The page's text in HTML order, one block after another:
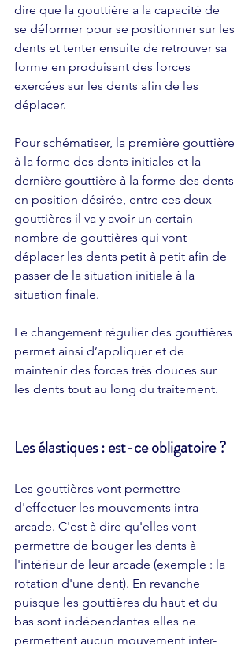
dire que la gouttière a la capacité de
se déformer pour se positionner sur les
dents et tenter ensuite de retrouver sa
forme en produisant des forces
exercées sur les dents afin de les
déplacer.
Pour schématiser, la première gouttière
à la forme des dents initiales et la
dernière gouttière à la forme des dents
en position désirée, entre ces deux
gouttières il va y avoir un certain
nombre de gouttières qui vont
déplacer les dents petit à petit afin de
passer de la situation initiale à la
situation finale.
Le changement régulier des gouttières
permet ainsi d’appliquer et de
maintenir des forces très douces sur
les dents tout au long du traitement.
Les élastiques : est-ce obligatoire ?
Les gouttières vont permettre
d'effectuer les mouvements intra
arcade. C'est à dire qu'elles vont
permettre de bouger les dents à
l'intérieur de leur arcade (exemple : la
rotation d'une dent). En revanche
puisque les gouttières du haut et du
bas sont indépendantes elles ne
permettent aucun mouvement inter-